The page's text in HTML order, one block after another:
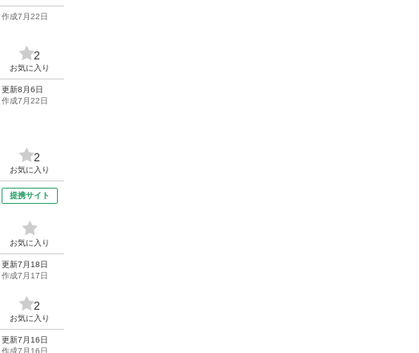
作成7月22日
2
お気に入り
更新8月6日
作成7月22日
2
お気に入り
提携サイト
お気に入り
更新7月18日
作成7月17日
2
お気に入り
更新7月16日
作成7月16日